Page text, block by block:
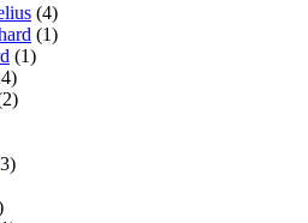
(4)
(1)
(1)